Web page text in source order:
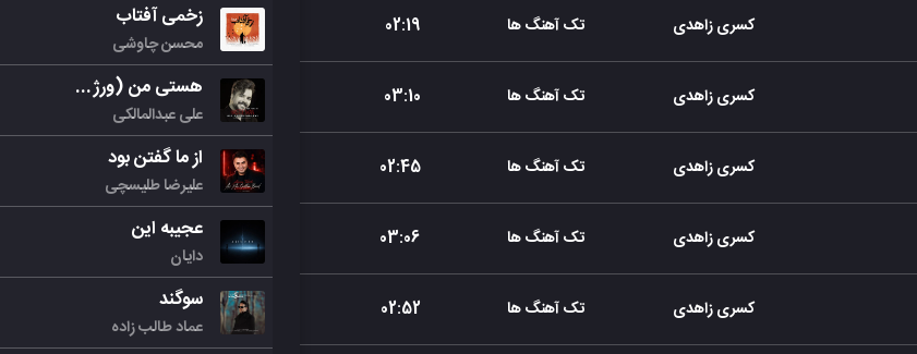
کسری زاهدی تک آهنگ ها 02:19
کسری زاهدی تک آهنگ ها 03:10
کسری زاهدی تک آهنگ ها 02:45
کسری زاهدی تک آهنگ ها 03:06
کسری زاهدی تک آهنگ ها 02:52
زخمی آفتاب
محسن چاوشی
هستی من (ورژن جدید)
علی عبدالمالکی
از ما گفتن بود
علیرضا طلیسچی
عجیبه این
دایان
سوگند
عماد طالب زاده